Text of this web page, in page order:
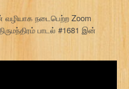
நடைபெற்ற Zoom
பாடல் #1681 இன்